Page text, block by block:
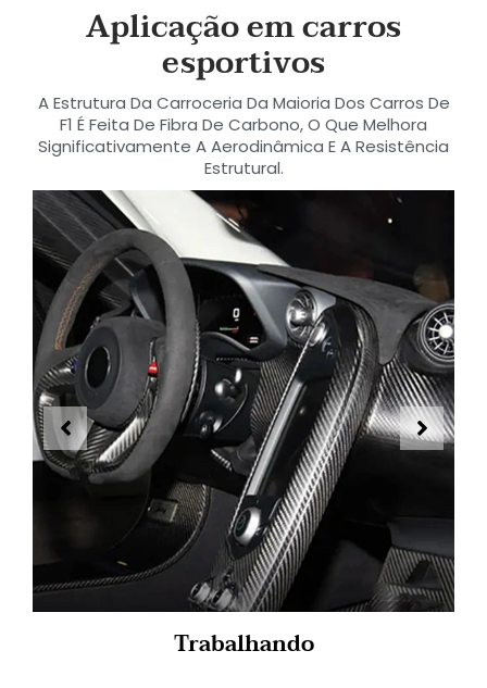
Aplicação em carros
esportivos
A Estrutura Da Carroceria Da Maioria Dos Carros De
F1 É Feita De Fibra De Carbono, O Que Melhora
Significativamente A Aerodinâmica E A Resistência
Estrutural.
Trabalhando